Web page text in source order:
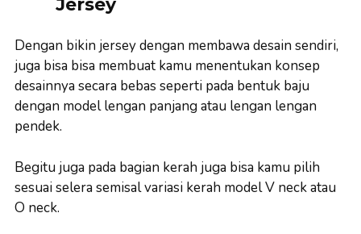
Dengan bikin jersey dengan membawa desain sendiri,
juga bisa bisa membuat kamu menentukan konsep
desainnya secara bebas seperti pada bentuk baju
dengan model lengan panjang atau lengan lengan
pendek.
Begitu juga pada bagian kerah juga bisa kamu pilih
sesuai selera semisal variasi kerah model V neck atau
O neck.